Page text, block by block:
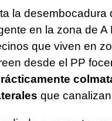
la desembocadura
en la zona de
que viven en
desde el PP
que